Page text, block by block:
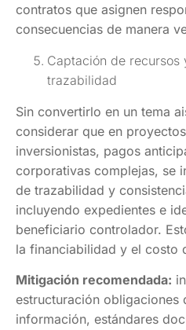
contratos que asignen
consecuencias de manera
Captación de
trazabilidad
Sin convertirlo en un tema
considerar que en
inversionistas, pagos
corporativas complejas, se
de trazabilidad y
incluyendo expedientes e
beneficiario controlador.
la financiabilidad y el costo
Mitigación recomendada:
estructuración obligaciones
información, estándares